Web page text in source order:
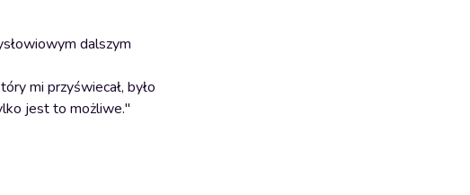
dalszym
mi przyświecał, było
jest to możliwe."